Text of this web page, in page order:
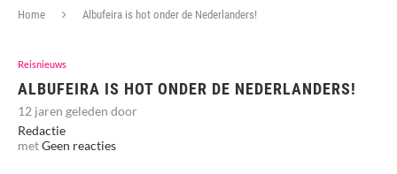
Home Albufeira is hot onder de Nederlanders!
Reisnieuws
ALBUFEIRA IS HOT ONDER DE NEDERLANDERS!
12 jaren geleden door
Redactie
metGeen reacties